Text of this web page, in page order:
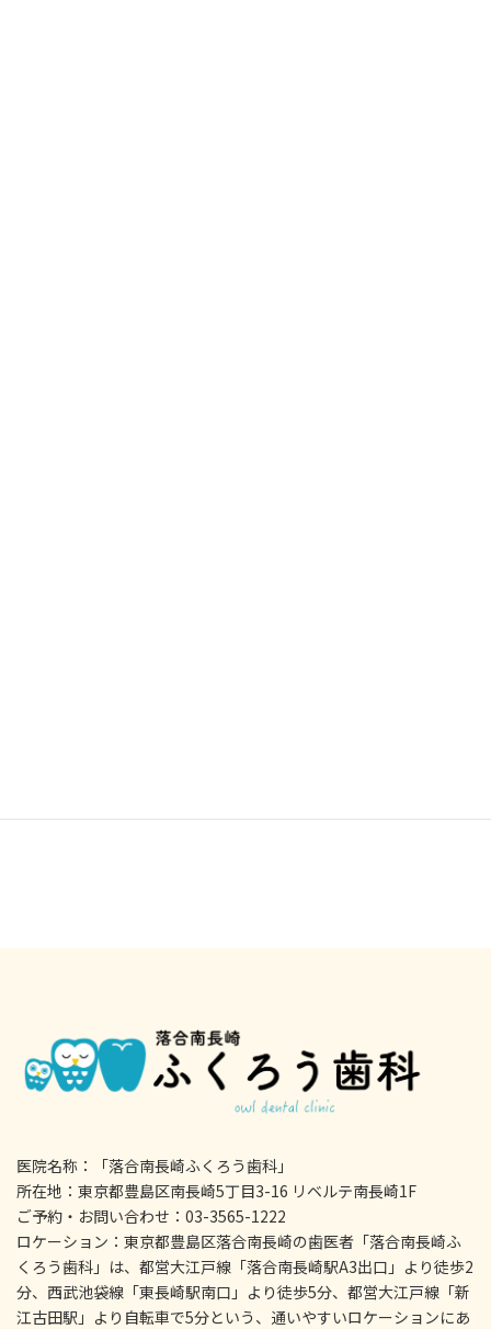
医院名称：「落合南長崎ふくろう歯科」
所在地：東京都豊島区南長崎5丁目3-16 リベルテ南長崎1F
ご予約・お問い合わせ：03-3565-1222
ロケーション：東京都豊島区落合南長崎の歯医者「落合南長崎ふ
くろう歯科」は、都営大江戸線「落合南長崎駅A3出口」より徒歩2
分、西武池袋線「東長崎駅南口」より徒歩5分、都営大江戸線「新
江古田駅」より自転車で5分という、通いやすいロケーションにあ